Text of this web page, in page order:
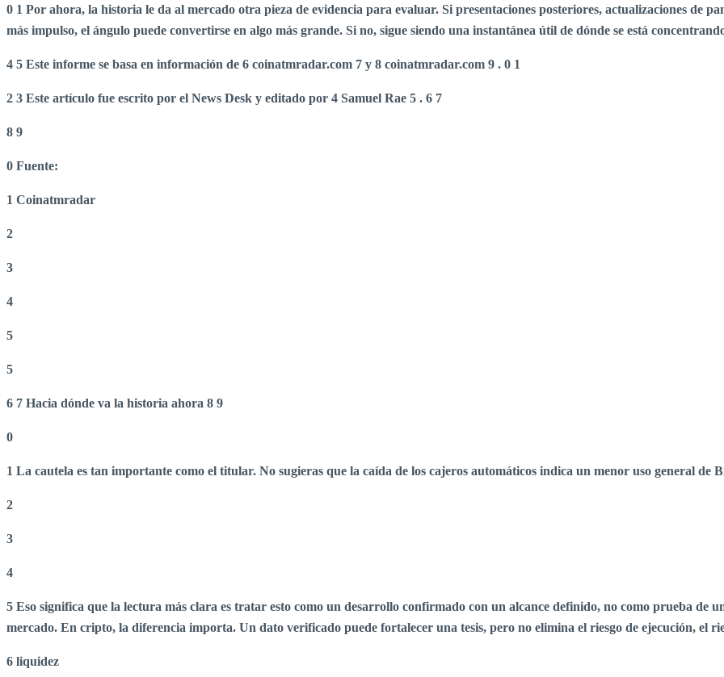
0 1 Por ahora, la historia le da al mercado otra pieza de evidencia para evaluar. Si presentaciones posteriores, actualizaciones de
más impulso, el ángulo puede convertirse en algo más grande. Si no, sigue siendo una instantánea útil de dónde se está
4 5 Este informe se basa en información de 6 coinatmradar.com 7 y 8 coinatmradar.com 9 . 0 1
2 3 Este artículo fue escrito por el News Desk y editado por 4 Samuel Rae 5 . 6 7
8 9
0 Fuente:
1 Coinatmradar
2
3
4
5
5
6 7 Hacia dónde va la historia ahora 8 9
0
1 La cautela es tan importante como el titular. No sugieras que la caída de los cajeros automáticos indica un menor uso general
2
3
4
5 Eso significa que la lectura más clara es tratar esto como un desarrollo confirmado con un alcance definido, no como prueba de
mercado. En cripto, la diferencia importa. Un dato verificado puede fortalecer una tesis, pero no elimina el riesgo de ejecución, el
6 liquidez